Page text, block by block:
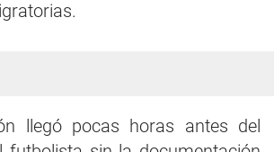
llegó pocas horas antes del